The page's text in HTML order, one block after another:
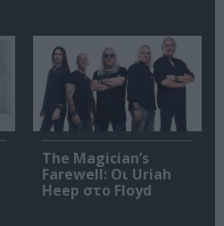
The Magician’s
Farewell: Οι Uriah
Heep στο Floyd